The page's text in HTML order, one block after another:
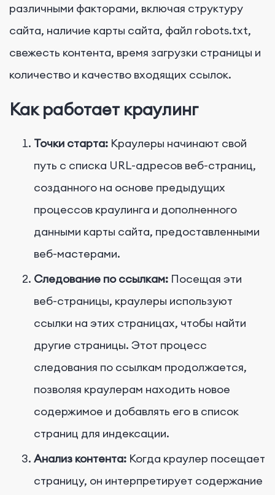
различными факторами, включая структуру
сайта, наличие карты сайта, файл robots.txt,
свежесть контента, время загрузки страницы и
количество и качество входящих ссылок.
Как работает краулинг
Точки старта: Краулеры начинают свой
путь с списка URL-адресов веб-страниц,
созданного на основе предыдущих
процессов краулинга и дополненного
данными карты сайта, предоставленными
веб-мастерами.
Следование по ссылкам: Посещая эти
веб-страницы, краулеры используют
ссылки на этих страницах, чтобы найти
другие страницы. Этот процесс
следования по ссылкам продолжается,
позволяя краулерам находить новое
содержимое и добавлять его в список
страниц для индексации.
Анализ контента: Когда краулер посещает
страницу, он интерпретирует содержание